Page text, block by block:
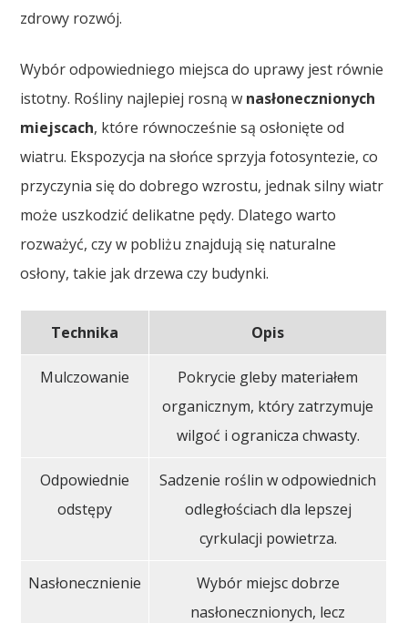
zdrowy rozwój.
Wybór odpowiedniego miejsca do uprawy jest równie
istotny. Rośliny najlepiej rosną w nasłonecznionych
miejscach, które równocześnie są osłonięte od
wiatru. Ekspozycja na słońce sprzyja fotosyntezie, co
przyczynia się do dobrego wzrostu, jednak silny wiatr
może uszkodzić delikatne pędy. Dlatego warto
rozważyć, czy w pobliżu znajdują się naturalne
osłony, takie jak drzewa czy budynki.
Technika Opis
Mulczowanie
Pokrycie gleby materiałem
organicznym, który zatrzymuje
wilgoć i ogranicza chwasty.
Odpowiednie
odstępy
Sadzenie roślin w odpowiednich
odległościach dla lepszej
cyrkulacji powietrza.
Nasłonecznienie
Wybór miejsc dobrze
nasłonecznionych, lecz